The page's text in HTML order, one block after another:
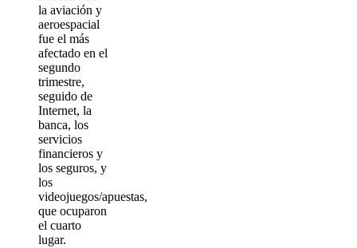
la aviación y
aeroespacial
fue el más
afectado en el
segundo
trimestre,
seguido de
Internet, la
banca, los
servicios
financieros y
los seguros, y
los
videojuegos/apuestas,
que ocuparon
el cuarto
lugar.